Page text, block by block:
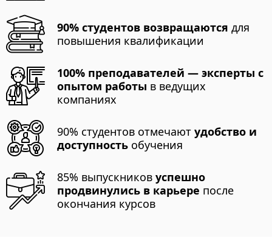
90% студентов возвращаются для
повышения квалификации
100% преподавателей — эксперты с
опытом работы в ведущих
компаниях
90% студентов отмечаютудобство и
доступность обучения
85% выпускниковуспешно
продвинулись в карьере после
окончания курсов